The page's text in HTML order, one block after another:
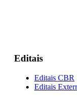
Editais
Editais CBR
Editais